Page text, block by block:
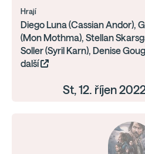
Hrají
Diego Luna (Cassian Andor),
(Mon Mothma), Stellan
Soller (Syril Karn), Denise
další
St, 12. říjen